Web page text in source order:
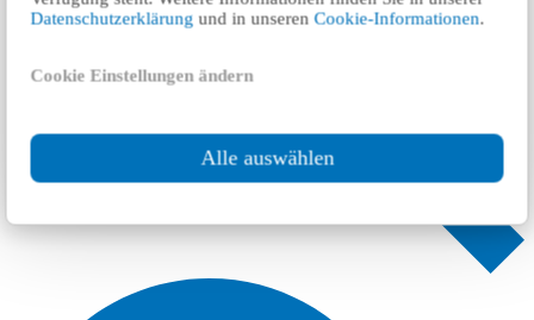
Datenschutzerklärung und in unserenCookie-Informationen.
Cookie Einstellungen ändern
Alle auswählen